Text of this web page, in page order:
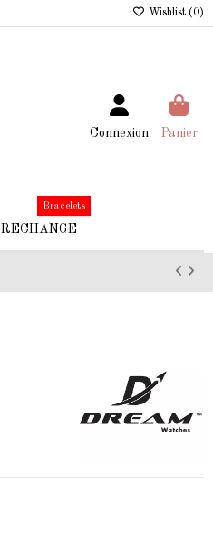
Wishlist (0)
Connexion Panier
RECHANGE
Bracelets